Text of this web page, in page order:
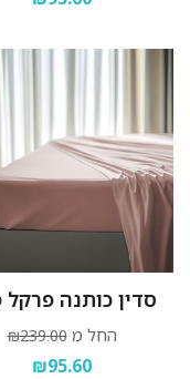
סדין כותנה פרקל
החל מ ₪239.00
₪95.60